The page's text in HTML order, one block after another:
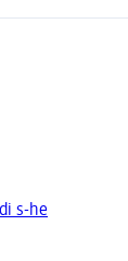
s-he